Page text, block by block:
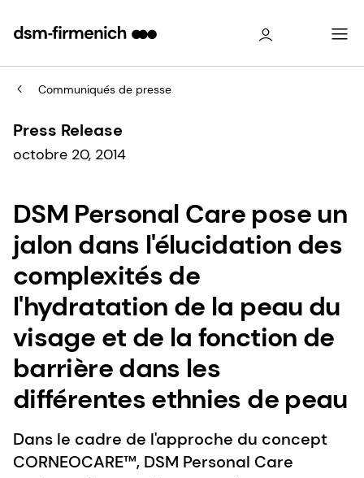
Communiqués de presse
Press Release
octobre 20, 2014
DSM Personal Care pose un
jalon dans l'élucidation des
complexités de
l'hydratation de la peau du
visage et de la fonction de
barrière dans les
différentes ethnies de peau
Dans le cadre de l'approche du concept
CORNEOCARE™, DSM Personal Care